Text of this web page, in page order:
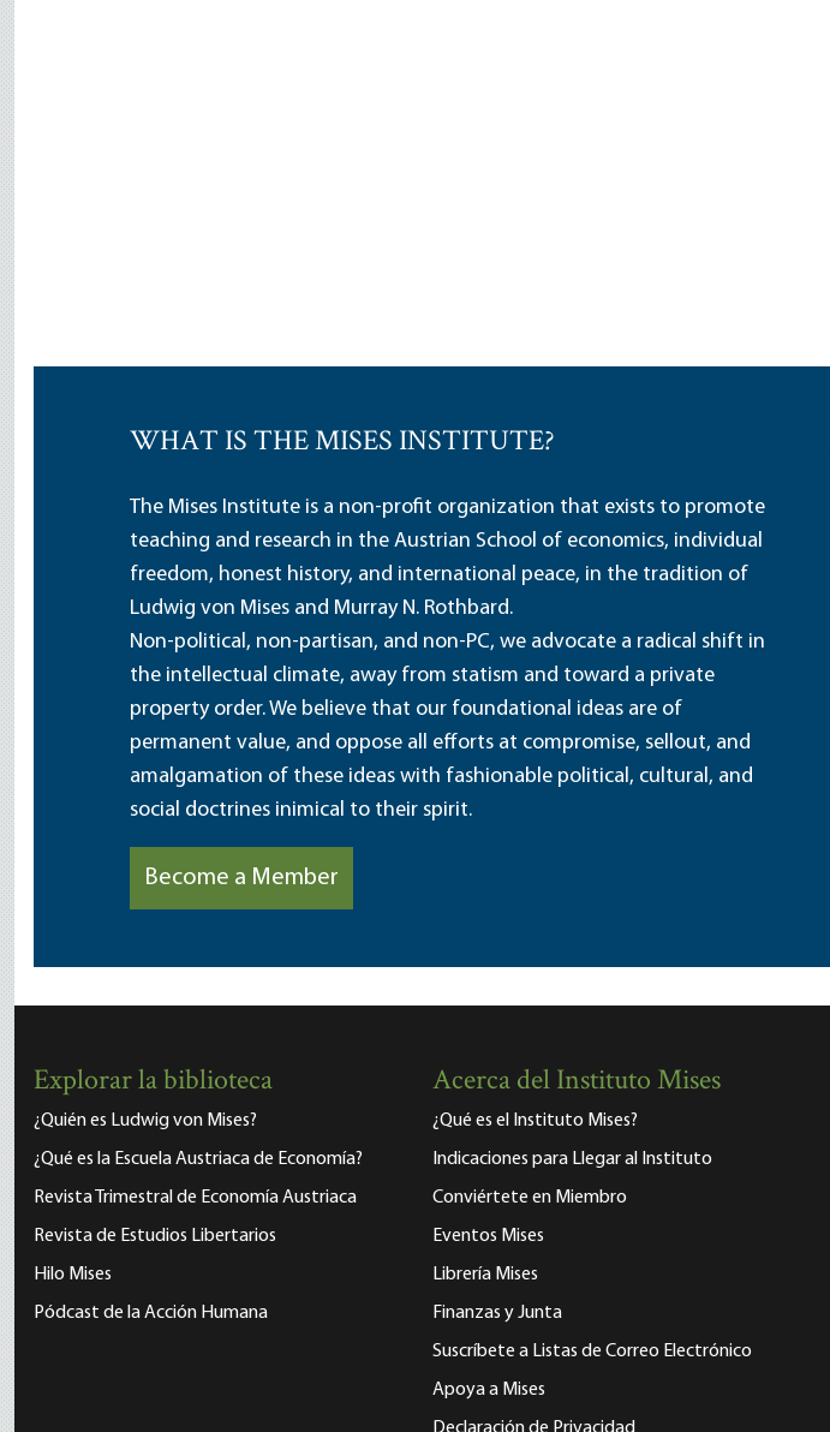
WHAT IS THE MISES INSTITUTE?
The Mises Institute is a non-profit organization that exists to promote
teaching and research in the Austrian School of economics, individual
freedom, honest history, and international peace, in the tradition of
Ludwig von Mises and Murray N. Rothbard.
Non-political, non-partisan, and non-PC, we advocate a radical shift in
the intellectual climate, away from statism and toward a private
property order. We believe that our foundational ideas are of
permanent value, and oppose all efforts at compromise, sellout, and
amalgamation of these ideas with fashionable political, cultural, and
social doctrines inimical to their spirit.
Become a Member
Explorar la biblioteca
¿Quién es Ludwig von Mises?
¿Qué es la Escuela Austriaca de Economía?
Revista Trimestral de Economía Austriaca
Revista de Estudios Libertarios
Hilo Mises
Pódcast de la Acción Humana
Acerca del Instituto Mises
¿Qué es el Instituto Mises?
Indicaciones para Llegar al Instituto
Conviértete en Miembro
Eventos Mises
Librería Mises
Finanzas y Junta
Suscríbete a Listas de Correo Electrónico
Apoya a Mises